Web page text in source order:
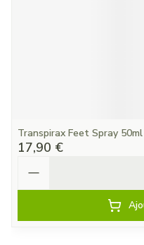
Transpirax Feet Spray 50ml
17,90 €